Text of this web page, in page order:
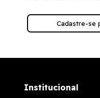
Cadastre-se
Institucional